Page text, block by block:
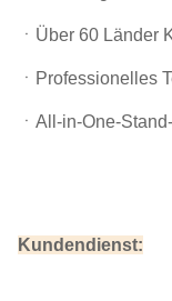
ㆍÜber 60 Länder
ㆍProfessionelles
ㆍAll-in-One-
Kundendienst: